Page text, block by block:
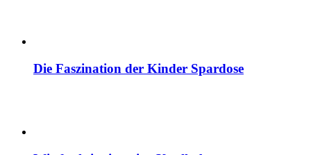
Die Faszination der Kinder Spardose